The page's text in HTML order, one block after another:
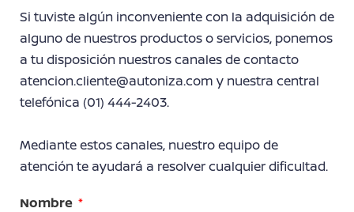
Si tuviste algún inconveniente con la adquisición de
alguno de nuestros productos o servicios, ponemos
a tu disposición nuestros canales de contacto
atencion.cliente@autoniza.com y nuestra central
telefónica (01) 444-2403.
Mediante estos canales, nuestro equipo de
atención te ayudará a resolver cualquier dificultad.
Nombre